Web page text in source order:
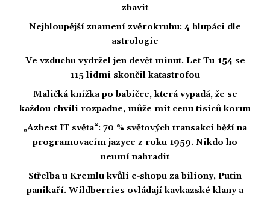
zbavit
Nejhloupější znamení zvěrokruhu: 4 hlupáci dle
astrologie
Ve vzduchu vydržel jen devět minut. Let Tu-154 se
115 lidmi skončil katastrofou
Maličká knížka po babičce, která vypadá, že se
každou chvíli rozpadne, může mít cenu tisíců korun
„Azbest IT světa“: 70 % světových transakcí běží na
programovacím jazyce z roku 1959. Nikdo ho
neumí nahradit
Střelba u Kremlu kvůli e-shopu za biliony, Putin
panikaří. Wildberries ovládají kavkazské klany a